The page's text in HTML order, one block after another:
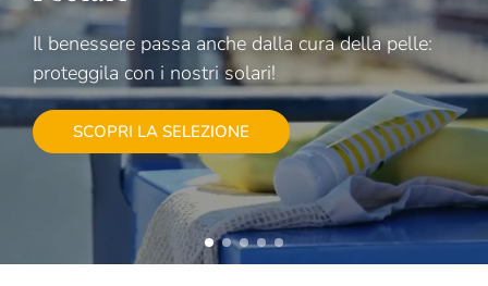
Il benessere passa anche dalla cura della pelle:
proteggila con i nostri solari!
SCOPRI LA SELEZIONE